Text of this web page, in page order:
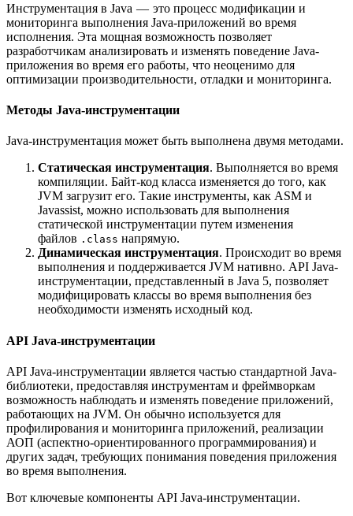
Инструментация в Java — это процесс модификации и
мониторинга выполнения Java-приложений во время
исполнения. Эта мощная возможность позволяет
разработчикам анализировать и изменять поведение Java-
приложения во время его работы, что неоценимо для
оптимизации производительности, отладки и мониторинга.
Методы Java-инструментации
Java-инструментация может быть выполнена двумя методами.
Статическая инструментация. Выполняется во время
компиляции. Байт-код класса изменяется до того, как
JVM загрузит его. Такие инструменты, как ASM и
Javassist, можно использовать для выполнения
статической инструментации путем изменения
файлов .class напрямую.
Динамическая инструментация. Происходит во время
выполнения и поддерживается JVM нативно. API Java-
инструментации, представленный в Java 5, позволяет
модифицировать классы во время выполнения без
необходимости изменять исходный код.
API Java-инструментации
API Java-инструментации является частью стандартной Java-
библиотеки, предоставляя инструментам и фреймворкам
возможность наблюдать и изменять поведение приложений,
работающих на JVM. Он обычно используется для
профилирования и мониторинга приложений, реализации
АОП (аспектно-ориентированного программирования) и
других задач, требующих понимания поведения приложения
во время выполнения.
Вот ключевые компоненты API Java-инструментации.